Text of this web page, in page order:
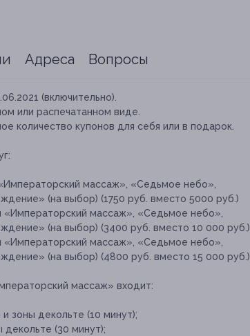
Адреса Вопросы
(включительно).
или распечатанном виде.
количество купонов для себя или в подарок.
массаж», «Седьмое небо»,
(на выбор) (1750 руб. вместо 5000 руб.)
«Императорский массаж», «Седьмое небо»,
(на выбор) (3400 руб. вместо 10 000 руб.)
«Императорский массаж», «Седьмое небо»,
(на выбор) (4800 руб. вместо 15 000 руб.)
массаж» входит:
зоны декольте (10 минут);
(30 минут);